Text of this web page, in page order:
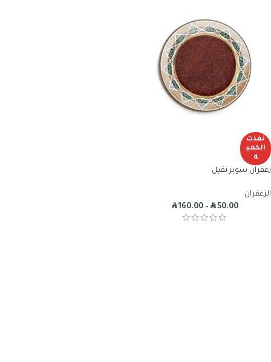
نفذت
الكمي
ة
زعفران سوبر نقيل
الزعفران
R50.00
–
R160.00